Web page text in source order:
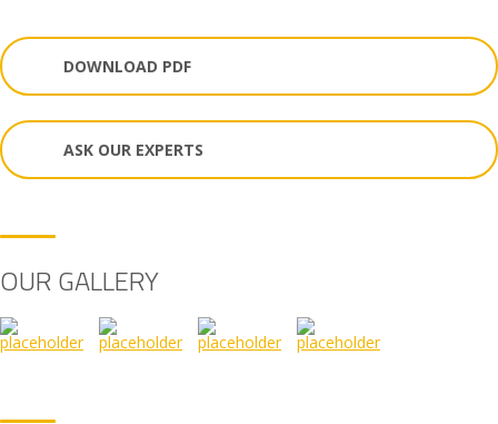
DOWNLOAD PDF
ASK OUR EXPERTS
OUR GALLERY